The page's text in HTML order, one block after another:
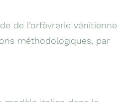
de l’orfèvrerie vénitienne
méthodologiques, par